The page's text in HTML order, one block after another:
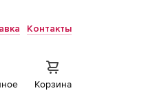
Контакты
Корзина